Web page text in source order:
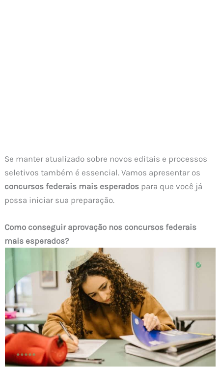
Se manter atualizado sobre novos editais e processos
seletivos também é essencial. Vamos apresentar os
concursos federais mais esperados para que você já
possa iniciar sua preparação.
Como conseguir aprovação nos concursos federais
mais esperados?